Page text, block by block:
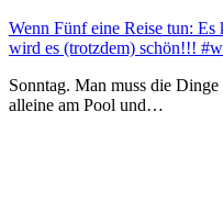
Wenn Fünf eine Reise tun:
wird es (trotzdem) schön!!!
Sonntag. Man muss die
alleine am Pool und…